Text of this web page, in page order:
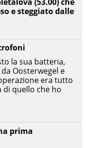
prima
la sua batteria,
Oosterwegel e
era tutto
di quello che ho
e steggiato dalle